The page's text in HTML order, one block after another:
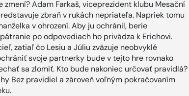
zmení? Adam Farkaš, viceprezident klubu Mesační
zbraň v rukách nepriateľa. Napriek tomu
v ohrození. Aby ju ochránil, berie
po odpovediach ho privádza k Erichovi.
zatiaľ čo Lesiu a Júliu zväzuje neobvyklé
svoje partnerky bude v tejto hre rovnako
sa zlomiť. Kto bude nakoniec určovať pravidlá?
Bez pravidiel a zároveň voľným pokračovaním